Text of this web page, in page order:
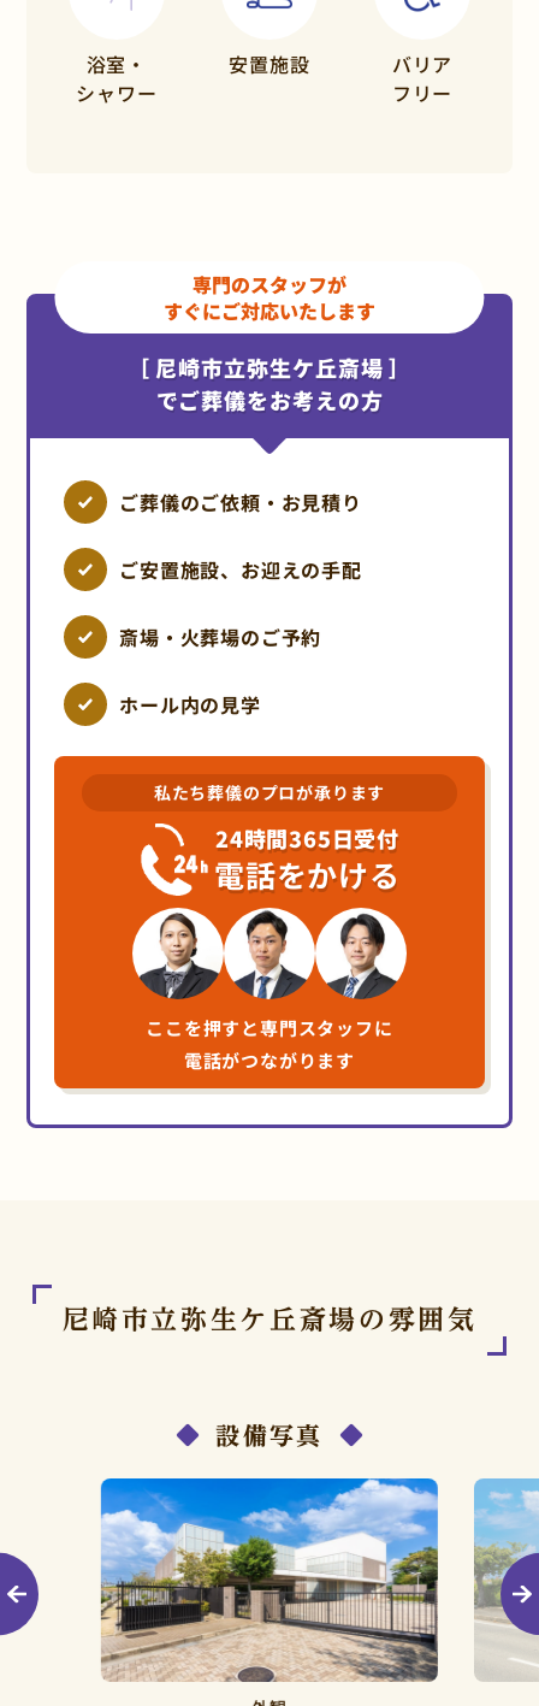
浴室・
シャワー
安置施設
バリア
フリー
［ 尼崎市立弥生ケ丘斎場 ］
でご葬儀をお考えの方
専門のスタッフが
すぐにご対応いたします
ご葬儀のご依頼・お見積り
ご安置施設、お迎えの手配
斎場・火葬場のご予約
ホール内の見学
私たち葬儀のプロが承ります
24時間365日受付
電話をかける
ここを押すと専門スタッフに
電話がつながります
尼崎市立弥生ケ丘斎場の雰囲気
設備写真